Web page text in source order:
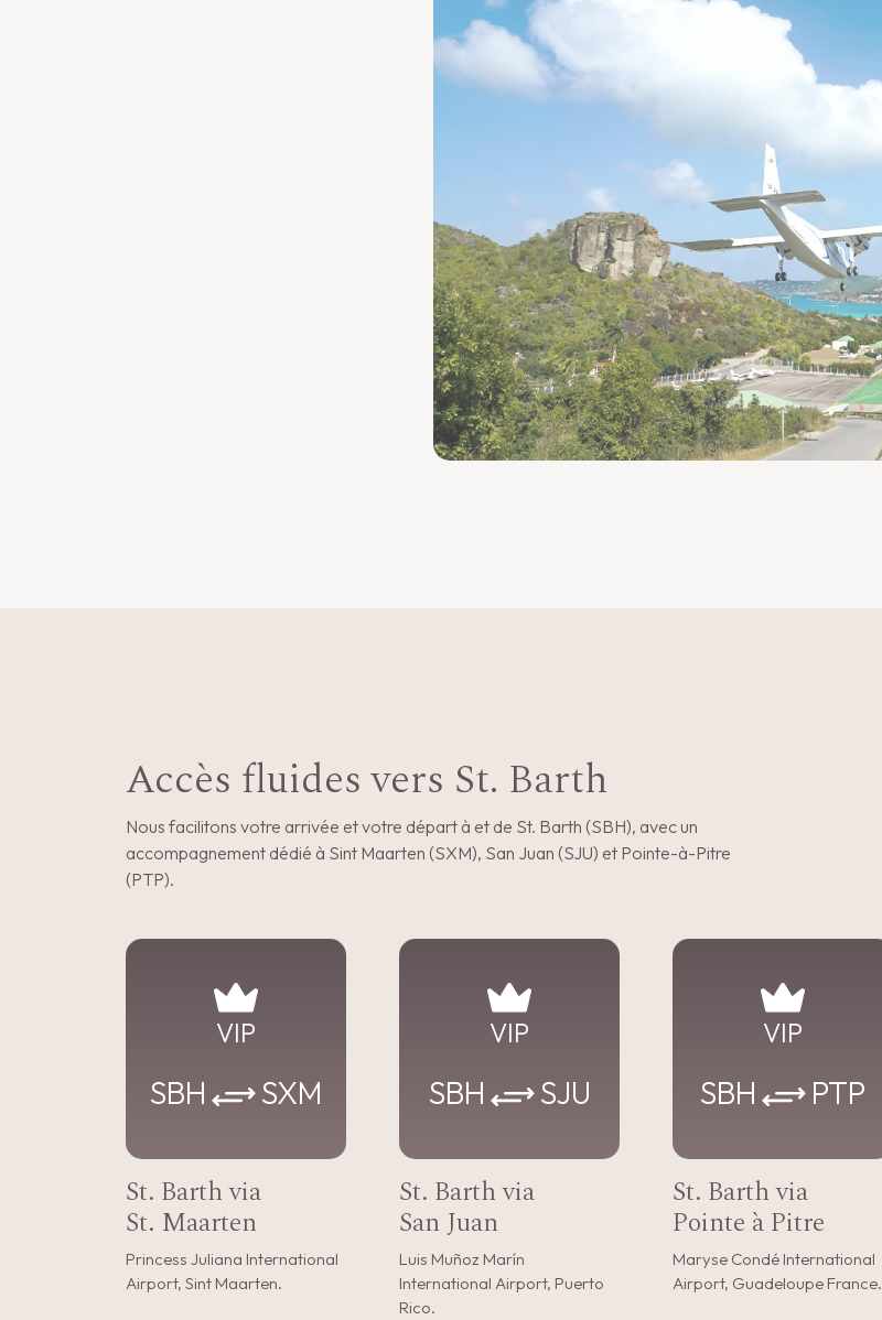
Accès fluides vers St. Barth
Nous facilitons votre arrivée et votre départ à et de St. Barth (SBH), avec un
accompagnement dédié à Sint Maarten (SXM), San Juan (SJU) et Pointe-à-Pitre
(PTP).
VIP
SBH SXM
St. Barth via
St. Maarten
Princess Juliana International
Airport, Sint Maarten.
VIP
SBH SJU
St. Barth via
San Juan
Luis Muñoz Marín
International Airport, Puerto
Rico.
VIP
SBH PTP
St. Barth via
Pointe à Pitre
Maryse Condé International
Airport, Guadeloupe France.